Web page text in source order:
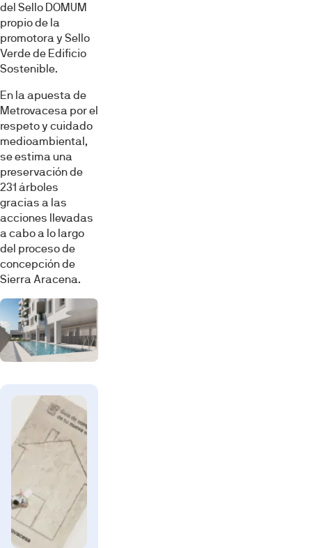
del Sello DOMUM
propio de la
promotora y Sello
Verde de Edificio
Sostenible.
En la apuesta de
Metrovacesa por el
respeto y cuidado
medioambiental,
se estima una
preservación de
231 árboles
gracias a las
acciones llevadas
a cabo a lo largo
del proceso de
concepción de
Sierra Aracena.